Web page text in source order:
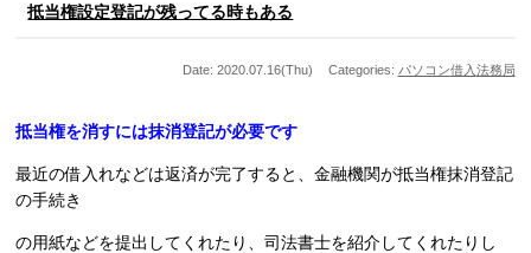
抵当権設定登記が残ってる時もある
Date: 2020.07.16(Thu) Categories: パソコン借入 法務局
抵当権を消すには抹消登記が必要です
最近の借入れなどは返済が完了すると、金融機関が抵当権抹消登記
の手続き
の用紙などを提出してくれたり、司法書士を紹介してくれたりし